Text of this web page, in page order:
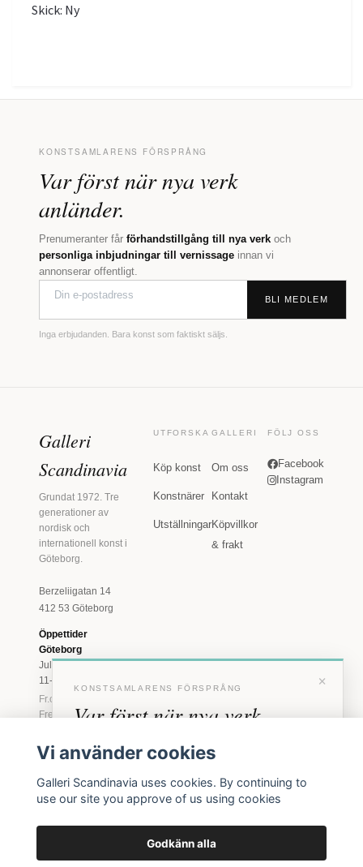
Skick: Ny
KONSTSAMLARENS FÖRSPRÅNG
Var först när nya verk
anländer.
Prenumeranter får förhandstillgång till nya verk och
personliga inbjudningar till vernissage innan vi
annonserar offentligt.
BLI MEDLEM
Inga erbjudanden. Bara konst som faktiskt säljs.
Galleri
Scandinavia
Grundat 1972. Tre
generationer av
nordisk och
internationell konst i
Göteborg.
Berzeliigatan 14
412 53 Göteborg
Öppettider
Göteborg
Juli: Tis 11-18 · Lör
11-16
Fr.o.m. augusti: Tis-
Fre 11-18 · Lör 11-
Marstrand
2026
Tis-Fre 11-18 ·
UTFORSKA
Köp konst
Konstnärer
Utställningar
GALLERI
Om oss
Kontakt
Köpvillkor
& frakt
FÖLJ OSS
Facebook
Instagram
×
KONSTSAMLARENS FÖRSPRÅNG
Var först när nya verk
anländer
inbjudningar till vernissage, innan vi annonserar
offentligt.
Vi använder cookies
Galleri Scandinavia uses cookies. By continuing to
use our site you approve of us using cookies
Godkänn alla